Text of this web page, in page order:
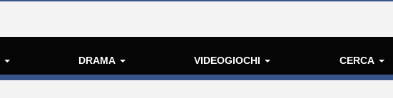
DRAMA VIDEOGIOCHI CERCA